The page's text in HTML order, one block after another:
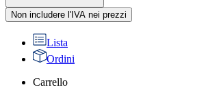
Non includere l'IVA nei prezzi
Lista
Ordini
Carrello